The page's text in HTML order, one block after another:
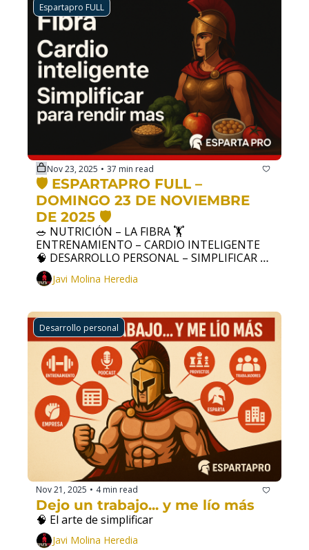
Espartapro FULL
Nov 23, 2025 • 37 min read
🛡️ ESPARTAPRO FULL –
DOMINGO 23 DE NOVIEMBRE
DE 2025 🛡️
🥗 NUTRICIÓN – LA FIBRA 🏋️
ENTRENAMIENTO – CARDIO INTELIGENTE
🧠 DESARROLLO PERSONAL – SIMPLIFICAR
PARA RENDIR MAS.
Javi Molina Heredia
Desarrollo personal
Nov 21, 2025 • 4 min read
Dejo un trabajo... y me lío más
🧠 El arte de simplificar
Javi Molina Heredia